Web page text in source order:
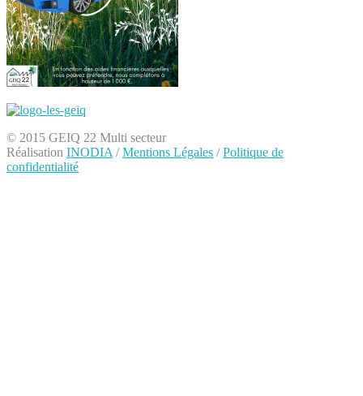
© 2015 GEIQ 22 Multi secteur
Réalisation INODIA /Mentions Légales /Politique de
confidentialité